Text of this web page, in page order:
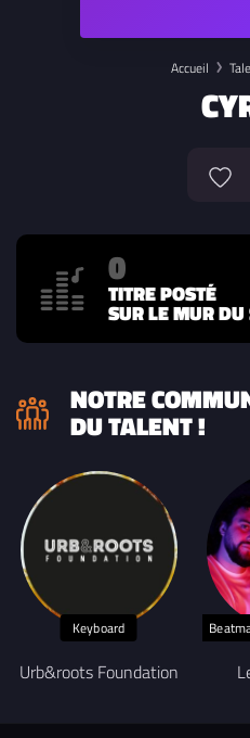
Accueil
0
TITRE POSTÉ
SUR LE MUR DU
NOTRE
DU TALENT !
Keyboard
Urb&roots Foundation